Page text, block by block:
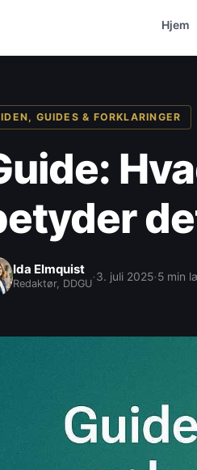
Hjem
GUIDES & FORKLARINGER
Ida Elmquist
Redaktør, DDGU·3. juli 2025·5 min